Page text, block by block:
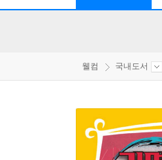
웰컴 국내도서